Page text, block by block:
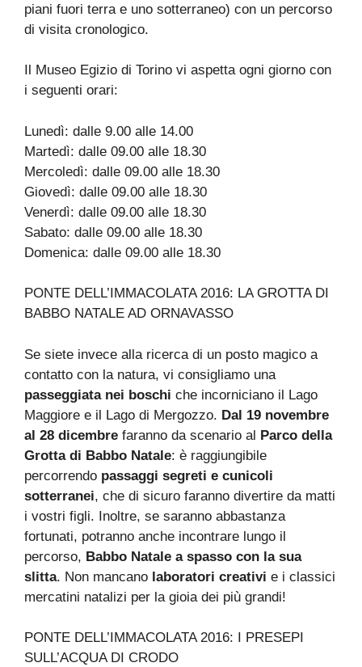
piani fuori terra e uno sotterraneo) con un percorso
di visita cronologico.
Il Museo Egizio di Torino vi aspetta ogni giorno con
i seguenti orari:
Lunedì: dalle 9.00 alle 14.00
Martedì: dalle 09.00 alle 18.30
Mercoledì: dalle 09.00 alle 18.30
Giovedì: dalle 09.00 alle 18.30
Venerdì: dalle 09.00 alle 18.30
Sabato: dalle 09.00 alle 18.30
Domenica: dalle 09.00 alle 18.30
PONTE DELL’IMMACOLATA 2016: LA GROTTA DI
BABBO NATALE AD ORNAVASSO
Se siete invece alla ricerca di un posto magico a
contatto con la natura, vi consigliamo una
passeggiata nei boschi che incorniciano il Lago
Maggiore e il Lago di Mergozzo. Dal 19 novembre
al 28 dicembre faranno da scenario al Parco della
Grotta di Babbo Natale: è raggiungibile
percorrendo passaggi segreti e cunicoli
sotterranei, che di sicuro faranno divertire da matti
i vostri figli. Inoltre, se saranno abbastanza
fortunati, potranno anche incontrare lungo il
percorso, Babbo Natale a spasso con la sua
slitta. Non mancano laboratori creativi e i classici
mercatini natalizi per la gioia dei più grandi!
PONTE DELL’IMMACOLATA 2016: I PRESEPI
SULL’ACQUA DI CRODO